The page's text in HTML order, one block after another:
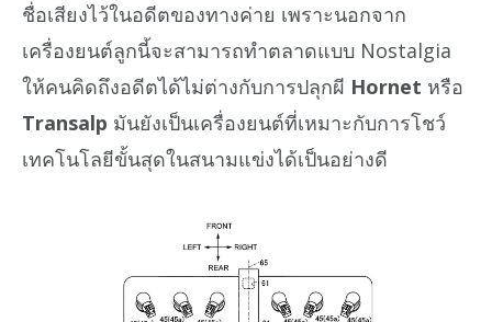
ชื่อเสียงไว้ในอดีตของทางค่าย เพราะนอกจาก
เครื่องยนต์ลูกนี้จะสามารถทำตลาดแบบ Nostalgia
ให้คนคิดถึงอดีตได้ไม่ต่างกับการปลุกผี Hornet หรือ
Transalp มันยังเป็นเครื่องยนต์ที่เหมาะกับการโชว์
เทคโนโลยีขั้นสุดในสนามแข่งได้เป็นอย่างดี